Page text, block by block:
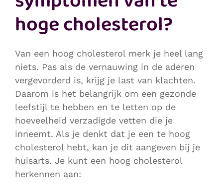
hoge cholesterol?
Van een hoog cholesterol merk je heel lang
niets. Pas als de vernauwing in de aderen
vergevorderd is, krijg je last van klachten.
Daarom is het belangrijk om een gezonde
leefstijl te hebben en te letten op de
hoeveelheid verzadigde vetten die je
inneemt. Als je denkt dat je een te hoog
cholesterol hebt, kan je dit aangeven bij je
huisarts. Je kunt een hoog cholesterol
herkennen aan: